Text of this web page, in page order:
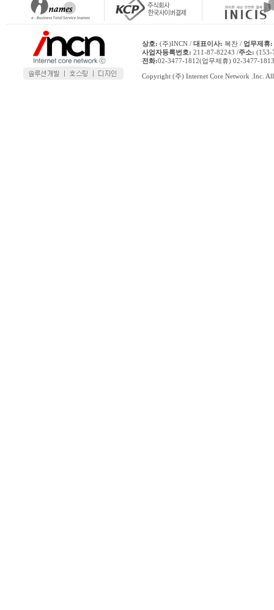
상호: (주)INCN / 대표이사: 복찬 / 업무제휴:
사업자등록번호: 211-87-82243 /주소: (153-
전화:02-3477-1812(업무제휴) 02-3477-
Copyright (주) Internet Core Network .Inc.